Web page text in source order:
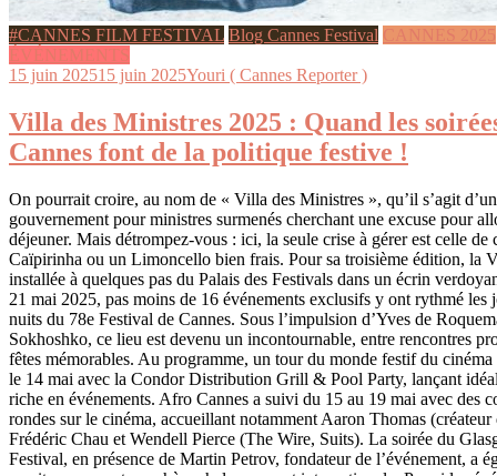
#CANNES FILM FESTIVAL Blog Cannes Festival CANNES 2025
ÉVÉNEMENTS
15 juin 202515 juin 2025Youri ( Cannes Reporter )
Villa des Ministres 2025 : Quand les
Cannes font de la politique festive !
On pourrait croire, au nom de « Villa des Ministres », qu’il s’agit
gouvernement pour ministres surmenés cherchant une excuse pour
déjeuner. Mais détrompez-vous : ici, la seule crise à gérer est celle
Caïpirinha ou un Limoncello bien frais. Pour sa troisième édition, la
installée à quelques pas du Palais des Festivals dans un écrin
21 mai 2025, pas moins de 16 événements exclusifs y ont rythmé les
nuits du 78e Festival de Cannes. Sous l’impulsion d’Yves de
Sokhoshko, ce lieu est devenu un incontournable, entre rencontres
fêtes mémorables. Au programme, un tour du monde festif du
le 14 mai avec la Condor Distribution Grill & Pool Party, lançant
riche en événements. Afro Cannes a suivi du 15 au 19 mai avec des
rondes sur le cinéma, accueillant notamment Aaron Thomas
Frédéric Chau et Wendell Pierce (The Wire, Suits). La soirée du
Festival, en présence de Martin Petrov, fondateur de l’événement, a